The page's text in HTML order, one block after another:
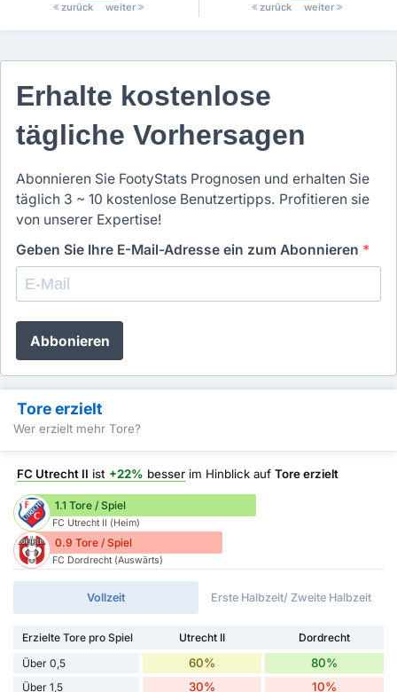
zurück
weiter
zurück
weiter
Erhalte kostenlose
tägliche Vorhersagen
Abonnieren Sie FootyStats Prognosen und erhalten Sie
täglich 3 ~ 10 kostenlose Benutzertipps. Profitieren sie
von unserer Expertise!
Geben Sie Ihre E-Mail-Adresse ein zum Abonnieren *
Abbonieren
Tore erzielt
Wer erzielt mehr Tore?
FC Utrecht II ist +22% besser im Hinblick auf Tore erzielt
1.1 Tore / Spiel
FC Utrecht II (Heim)
0.9 Tore / Spiel
FC Dordrecht (Auswärts)
Vollzeit Erste Halbzeit/ Zweite Halbzeit
Erzielte Tore pro Spiel Utrecht II
Dordrecht
Über 0,5
60% 80%
Über 1,5 30% 10%